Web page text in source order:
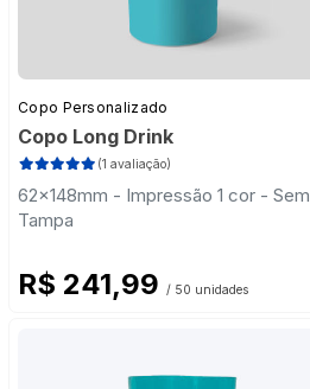
Copo Personalizado
Copo Long Drink
(1 avaliação)
62x148mm - Impressão 1 cor - Sem
Tampa
R$ 241,99 / 50 unidades